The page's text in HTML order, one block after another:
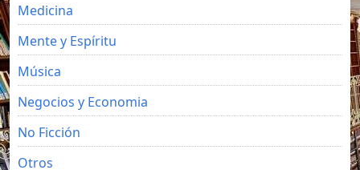
Medicina
Mente y Espíritu
Música
Negocios y Economia
No Ficción
Otros